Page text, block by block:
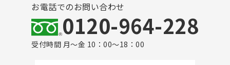
お電話でのお問い合わせ
0120-964-228
受付時間 月～金 10：00～18：00